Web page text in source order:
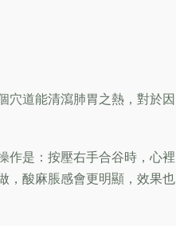
穴道能清瀉肺胃之熱，對於因
作是：按壓右手合谷時，心裡
，酸麻脹感會更明顯，效果也